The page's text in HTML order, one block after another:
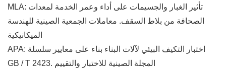
MLA: تأثير الغبار والجسيمات على أداء وعمر الخدمة لمعدات
الصحافة من بلاط السقف. معاملات الجمعية الصينية للهندسة
الميكانيكية
APA: اختبار التكيف البيئي لآلات البناء بناء على معايير سلسلة
GB / T 2423. المجلة الصينية للاختبار والتقييم